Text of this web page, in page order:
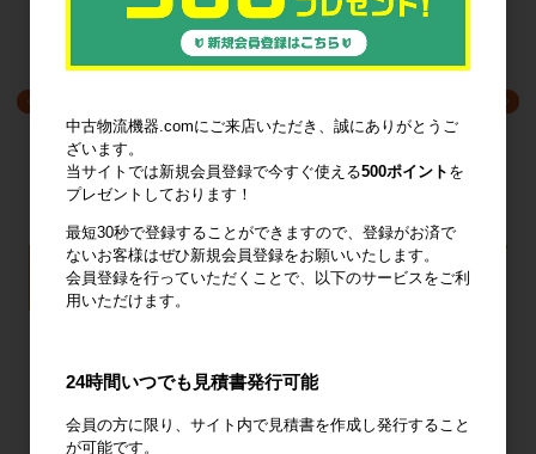
製品から探す 悩み・課題から探す
中古物流機器.comにご来店いただき、誠にありがとうご
ざいます。
当サイトでは新規会員登録で今すぐ使える500ポイント を
プレゼントしております！
最短30秒で登録することができますので、登録がお済で
ないお客様はぜひ新規会員登録をお願いいたします。
会員登録を行っていただくことで、以下のサービスをご利
用いただけます。
24時間いつでも見積書発行可能
会員の方に限り、サイト内で見積書を作成し発行すること
が可能です。